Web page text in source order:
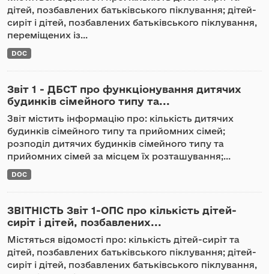
дітей, позбавлених батьківського піклування; дітей-
сиріт і дітей, позбавлених батьківського піклування,
переміщених із...
DOC
Звіт 1 - ДБСТ про функціонування дитячих
будинків сімейного типу та...
Звіт містить інформацію про: кількість дитячих
будинків сімейного типу та прийомних сімей;
розподіл дитячих будинків сімейного типу та
прийомних сімей за місцем їх розташування;...
DOC
ЗВІТНІСТЬ Звіт 1-ОПС про кількість дітей-
сиріт і дітей, позбавлених...
Містяться відомості про: кількість дітей-сиріт та
дітей, позбавлених батьківського піклування; дітей-
сиріт і дітей, позбавлених батьківського піклування,